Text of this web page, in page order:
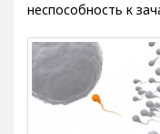
неспособность к